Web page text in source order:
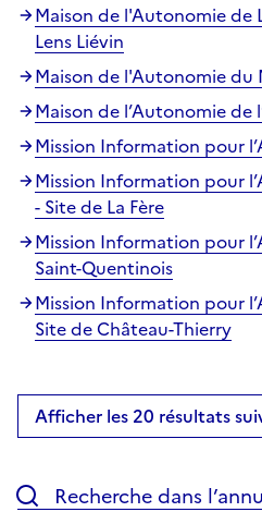
Maison de l'Autonomie de
Lens Liévin
Maison de l'Autonomie du
Maison de l’Autonomie de
Mission Information pour
Mission Information pour
- Site de La Fère
Mission Information pour
Saint-Quentinois
Mission Information pour
Site de Château-Thierry
Afficher les 20 résultats
Recherche dans